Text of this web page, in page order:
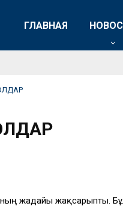
ГЛАВНАЯ
жағдайы жақсарыпты.